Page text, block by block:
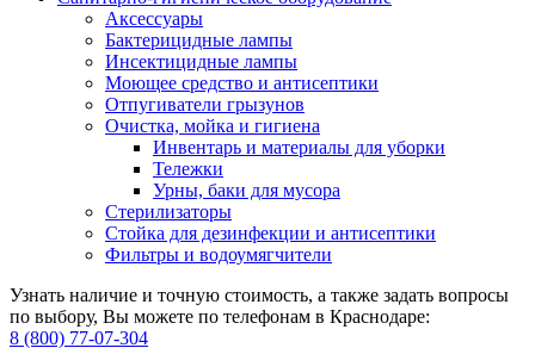
Аксессуары
Бактерицидные лампы
Инсектицидные лампы
Моющее средство и антисептики
Отпугиватели грызунов
Очистка, мойка и гигиена
Инвентарь и материалы для уборки
Тележки
Урны, баки для мусора
Стерилизаторы
Стойка для дезинфекции и антисептики
Фильтры и водоумягчители
Узнать наличие и точную стоимость, а также задать вопросы
по выбору, Вы можете по телефонам в Краснодаре:
8 (800) 77-07-304